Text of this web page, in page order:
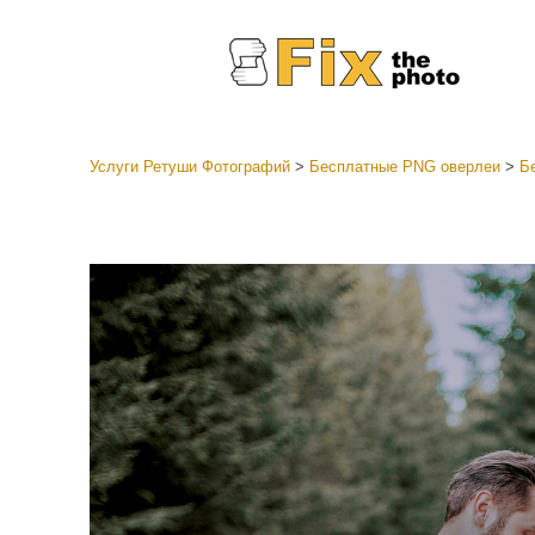
Ретушь
Услуги Ретуши Фотографий> Бесплатные PNG оверлеи>